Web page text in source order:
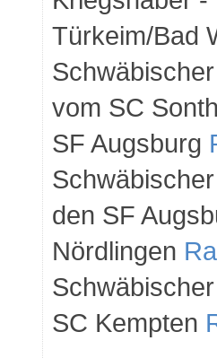
Türkeim/Bad
vom SC
SF Augsburg
den SF
Nördlingen
SC Kempten